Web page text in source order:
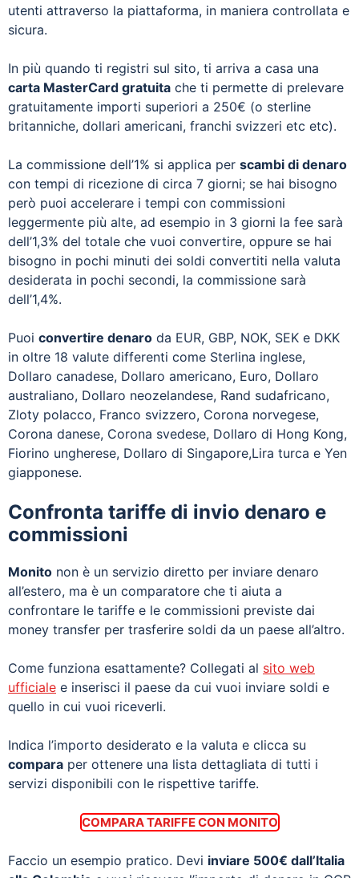
utenti attraverso la piattaforma, in maniera controllata e
sicura.
In più quando ti registri sul sito, ti arriva a casa una
carta MasterCard gratuita che ti permette di prelevare
gratuitamente importi superiori a 250€ (o sterline
britanniche, dollari americani, franchi svizzeri etc etc).
La commissione dell’1% si applica per scambi di denaro
con tempi di ricezione di circa 7 giorni; se hai bisogno
però puoi accelerare i tempi con commissioni
leggermente più alte, ad esempio in 3 giorni la fee sarà
dell’1,3% del totale che vuoi convertire, oppure se hai
bisogno in pochi minuti dei soldi convertiti nella valuta
desiderata in pochi secondi, la commissione sarà
dell’1,4%.
Puoi convertire denaro da EUR, GBP, NOK, SEK e DKK
in oltre 18 valute differenti come Sterlina inglese,
Dollaro canadese, Dollaro americano, Euro, Dollaro
australiano, Dollaro neozelandese, Rand sudafricano,
Zloty polacco, Franco svizzero, Corona norvegese,
Corona danese, Corona svedese, Dollaro di Hong Kong,
Fiorino ungherese, Dollaro di Singapore,Lira turca e Yen
giapponese.
Confronta tariffe di invio denaro e
commissioni
Monito non è un servizio diretto per inviare denaro
all’estero, ma è un comparatore che ti aiuta a
confrontare le tariffe e le commissioni previste dai
money transfer per trasferire soldi da un paese all’altro.
Come funziona esattamente? Collegati al sito web
ufficiale e inserisci il paese da cui vuoi inviare soldi e
quello in cui vuoi riceverli.
Indica l’importo desiderato e la valuta e clicca su
compara per ottenere una lista dettagliata di tutti i
servizi disponibili con le rispettive tariffe.
COMPARA TARIFFE CON MONITO
Faccio un esempio pratico. Devi inviare 500€ dall’Italia